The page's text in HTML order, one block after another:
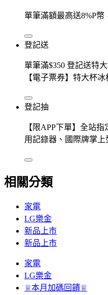
單筆滿額最高送8%P幣
登記送
單筆滿$350 登記送特
【電子票券】特大杯
登記抽
【限APP下單】全站
用記錄器、國際牌掌
相關分類
家電
LG樂金
新品上市
新品上市
家電
LG樂金
♕本月加碼回饋♕